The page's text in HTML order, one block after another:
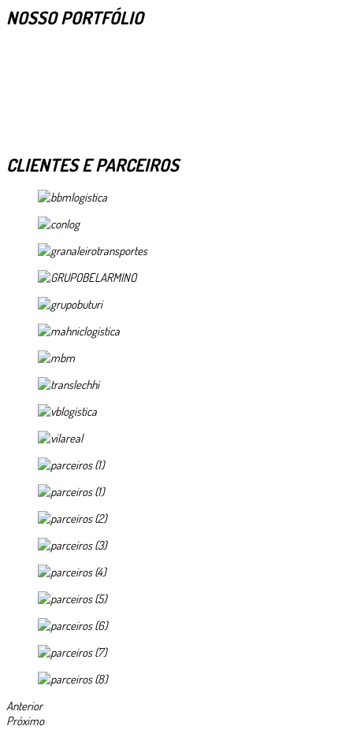
NOSSO PORTFÓLIO
CLIENTES E PARCEIROS
Anterior
Próximo